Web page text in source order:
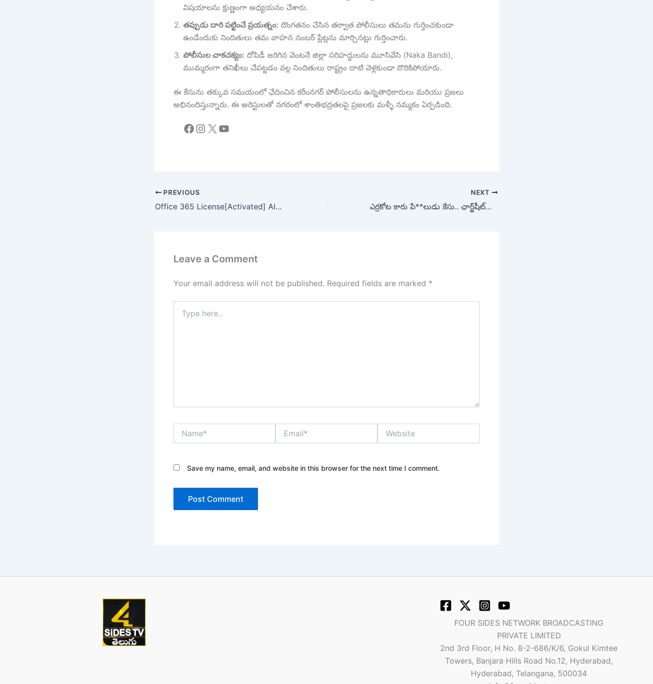
విషయాలను క్షుణ్ణంగా అధ్యయనం చేశారు.
తప్పుడు దారి పట్టించే ప్రయత్నం: దొంగతనం చేసిన తర్వాత పోలీసులు తమను గుర్తించకుండా
ఉండేందుకు నిందితులు తమ వాహన నంబర్ ప్లేట్లను మార్చినట్లు గుర్తించారు.
పోలీసుల చాకచక్యం: దోపిడీ జరిగిన వెంటనే జిల్లా సరిహద్దులను మూసివేసి (Naka Bandi),
ముమ్మరంగా తనిఖీలు చేపట్టడం వల్ల నిందితులు రాష్ట్రం దాటి వెళ్లకుండా దొరికిపోయారు.
ఈ కేసును తక్కువ సమయంలో ఛేదించిన కరీంనగర్ పోలీసులను ఉన్నతాధికారులు మరియు ప్రజలు
అభినందిస్తున్నారు. ఈ అరెస్టులతో నగరంలో శాంతిభద్రతలపై ప్రజలకు మళ్ళీ నమ్మకం ఏర్పడింది.
Facebook
Instagram
X YouTube
PREVIOUS
Office 365 License[Activated] All Versions (x32x64) Lifetime Multilingual
NEXT
ఎర్రకోట కారు పే**లుడు కేసు.. ఛార్జ్‌షీట్‌లో సంచలన విషయాలు
Leave a Comment
Your email address will not be published. Required fields are marked *
here..
Save my name, email, and website in this browser for the next time I comment.
FOUR SIDES NETWORK BROADCASTING
PRIVATE LIMITED
2nd 3rd Floor, H No. 8-2-686/K/6, Gokul Kimtee
Towers, Banjara Hills Road No.12, Hyderabad,
Hyderabad, Telangana, 500034